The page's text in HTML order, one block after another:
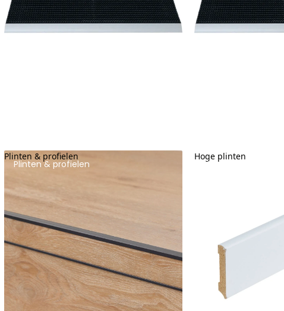
Plinten & profielen
Plinten & profielen
Hoge plinten
Hoge plinten